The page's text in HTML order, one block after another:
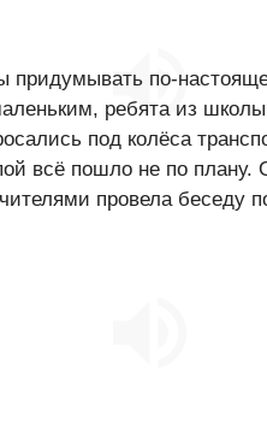
придумывать по-
ребята из
под колёса
всё пошло не по
провела беседу